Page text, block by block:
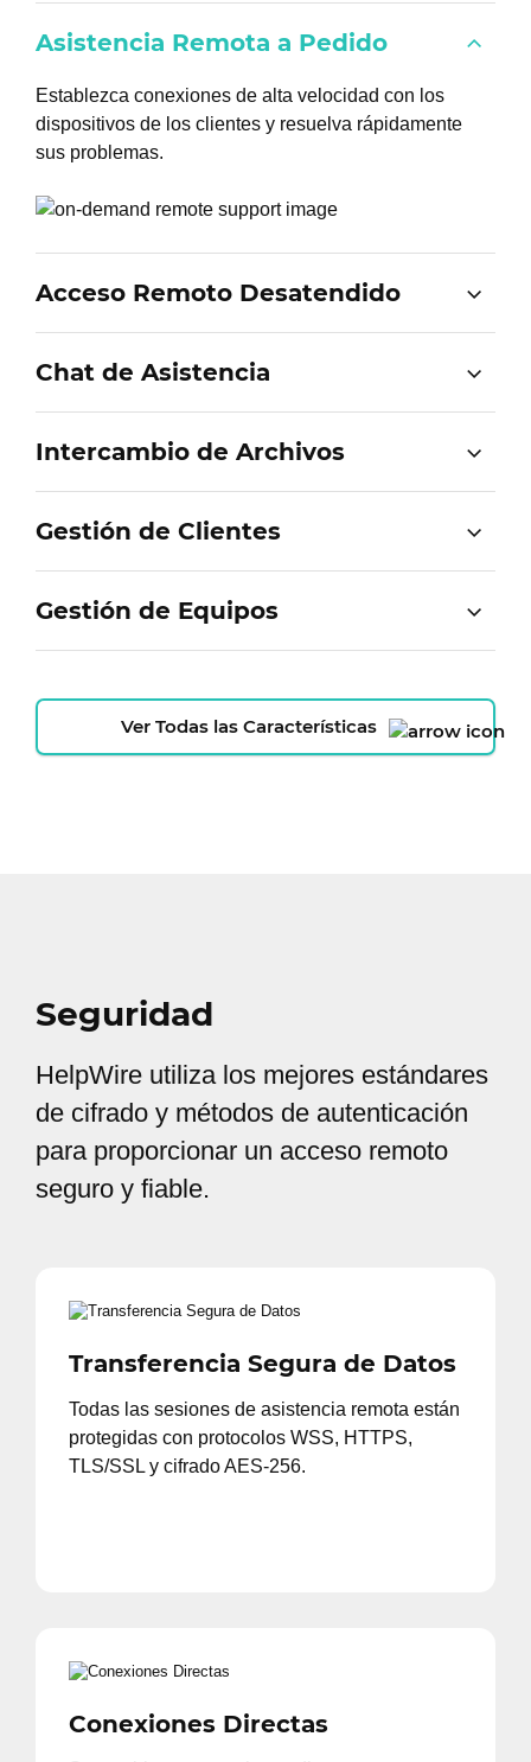
Asistencia Remota a Pedido
Establezca conexiones de alta velocidad con los
dispositivos de los clientes y resuelva rápidamente
sus problemas.
Acceso Remoto Desatendido
Chat de Asistencia
Intercambio de Archivos
Gestión de Clientes
Gestión de Equipos
Ver Todas las Características
Seguridad
HelpWire utiliza los mejores estándares
de cifrado y métodos de autenticación
para proporcionar un acceso remoto
seguro y fiable.
Transferencia Segura de Datos
Todas las sesiones de asistencia remota están
protegidas con protocolos WSS, HTTPS,
TLS/SSL y cifrado AES-256.
Conexiones Directas